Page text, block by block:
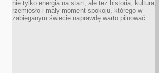
nie tylko energia na start, ale też historia, kultura,
rzemiosło i mały moment spokoju, którego w
zabieganym świecie naprawdę warto pilnować.